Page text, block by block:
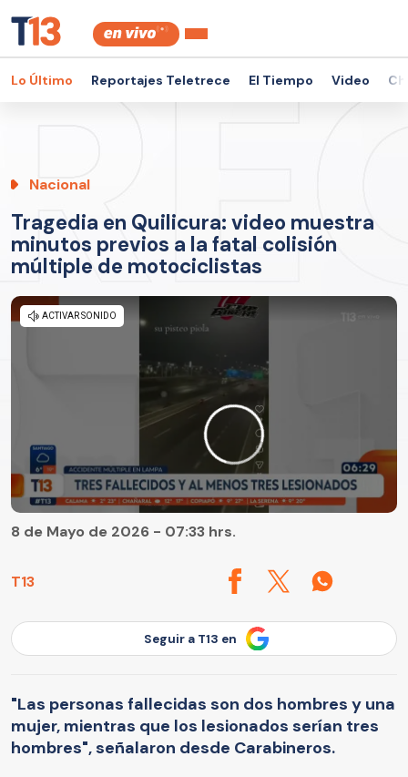
Lo Último Reportajes Teletrece El Tiempo Video
Nacional
Tragedia en Quilicura: video muestra
minutos previos a la fatal colisión
múltiple de motociclistas
T13
8 de Mayo de 2026 - 07:33 hrs.
Seguir a T13 en
"Las personas fallecidas son dos hombres y una
mujer, mientras que los lesionados serían tres
hombres", señalaron desde Carabineros.